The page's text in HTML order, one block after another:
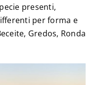
presenti,
per forma e
Gredos, Ronda